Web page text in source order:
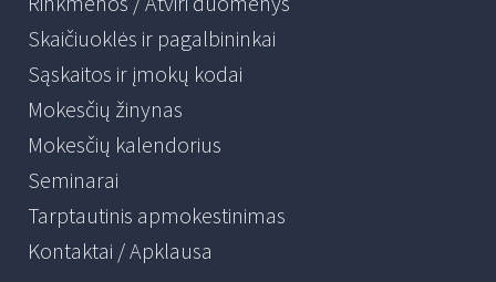
Skaičiuoklės ir pagalbininkai
Sąskaitos ir įmokų kodai
Mokesčių žinynas
Mokesčių kalendorius
Seminarai
Tarptautinis apmokestinimas
Kontaktai / Apklausa